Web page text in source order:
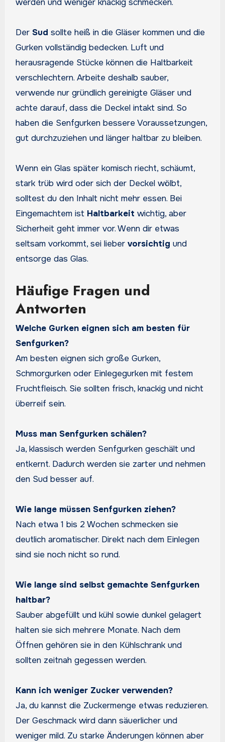
werden und weniger knackig schmecken.
Der Sud sollte heiß in die Gläser kommen und die
Gurken vollständig bedecken. Luft und
herausragende Stücke können die Haltbarkeit
verschlechtern. Arbeite deshalb sauber,
verwende nur gründlich gereinigte Gläser und
achte darauf, dass die Deckel intakt sind. So
haben die Senfgurken bessere Voraussetzungen,
gut durchzuziehen und länger haltbar zu bleiben.
Wenn ein Glas später komisch riecht, schäumt,
stark trüb wird oder sich der Deckel wölbt,
solltest du den Inhalt nicht mehr essen. Bei
Eingemachtem ist Haltbarkeit wichtig, aber
Sicherheit geht immer vor. Wenn dir etwas
seltsam vorkommt, sei lieber vorsichtig und
entsorge das Glas.
Häufige Fragen und
Antworten
Welche Gurken eignen sich am besten für
Senfgurken?
Am besten eignen sich große Gurken,
Schmorgurken oder Einlegegurken mit festem
Fruchtfleisch. Sie sollten frisch, knackig und nicht
überreif sein.
Muss man Senfgurken schälen?
Ja, klassisch werden Senfgurken geschält und
entkernt. Dadurch werden sie zarter und nehmen
den Sud besser auf.
Wie lange müssen Senfgurken ziehen?
Nach etwa 1 bis 2 Wochen schmecken sie
deutlich aromatischer. Direkt nach dem Einlegen
sind sie noch nicht so rund.
Wie lange sind selbst gemachte Senfgurken
haltbar?
Sauber abgefüllt und kühl sowie dunkel gelagert
halten sie sich mehrere Monate. Nach dem
Öffnen gehören sie in den Kühlschrank und
sollten zeitnah gegessen werden.
Kann ich weniger Zucker verwenden?
Ja, du kannst die Zuckermenge etwas reduzieren.
Der Geschmack wird dann säuerlicher und
weniger mild. Zu starke Änderungen können aber